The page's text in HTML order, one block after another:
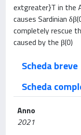
extgreater}T in the
causes Sardinian
completely rescue
caused by the β(0)
Scheda breve
Scheda
Anno
2021